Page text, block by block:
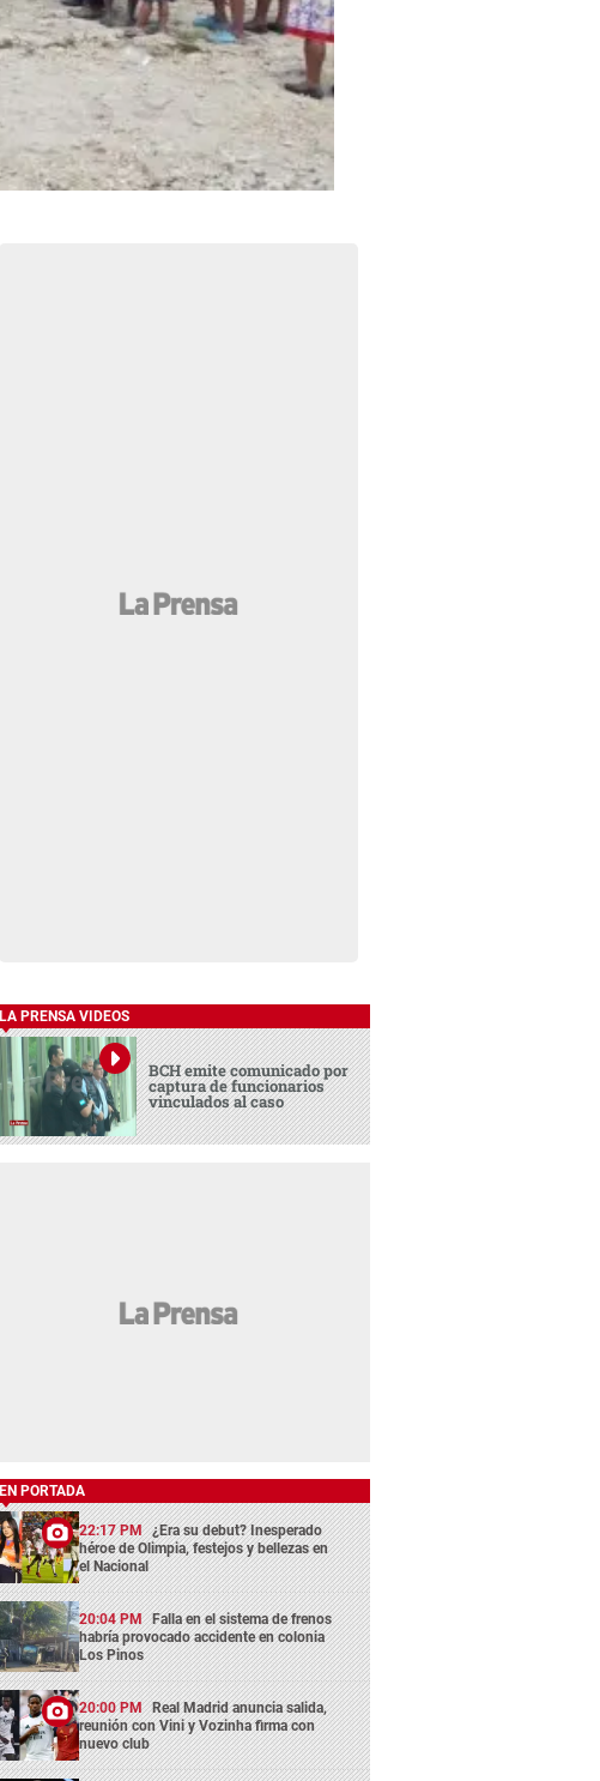
LA PRENSA VIDEOS
BCH emite comunicado por
captura de funcionarios
vinculados al caso
EN PORTADA
22:17 PM ¿Era su debut? Inesperado
héroe de Olimpia, festejos y bellezas en
el Nacional
20:04 PM Falla en el sistema de frenos
habría provocado accidente en colonia
Los Pinos
20:00 PM Real Madrid anuncia salida,
reunión con Vini y Vozinha firma con
nuevo club